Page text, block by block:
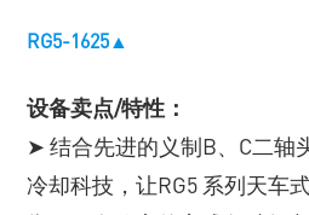
RG5-1625▲
设备卖点/特性：
➤ 结合先进的义制B、C二轴
冷却科技，让RG5 系列天车